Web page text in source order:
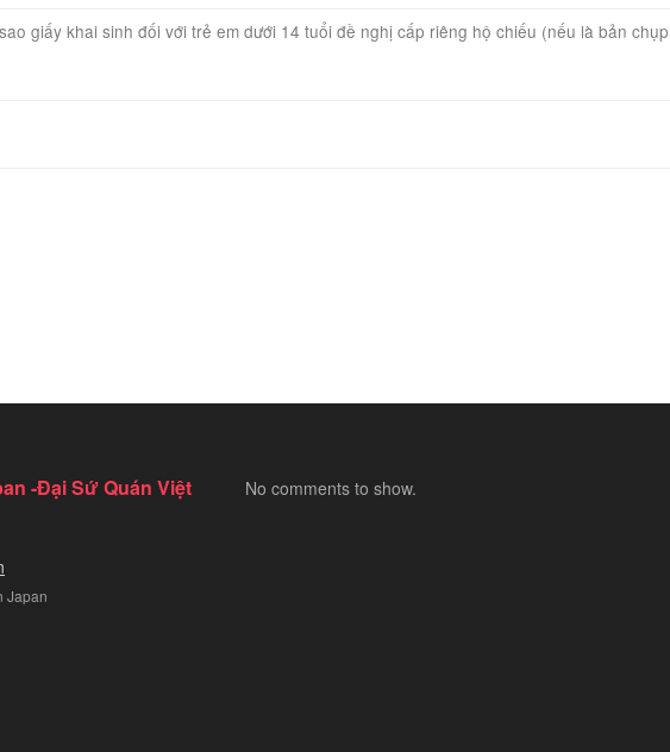
giấy khai sinh đối với trẻ em dưới 14 tuổi đề nghị cấp riêng hộ chiếu (nếu là bản
-Đại Sứ Quán Việt
Japan
No comments to show.